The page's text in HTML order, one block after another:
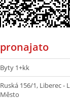
pronajato
Byty 1+kk
Ruská 156/1, Liberec -
Město